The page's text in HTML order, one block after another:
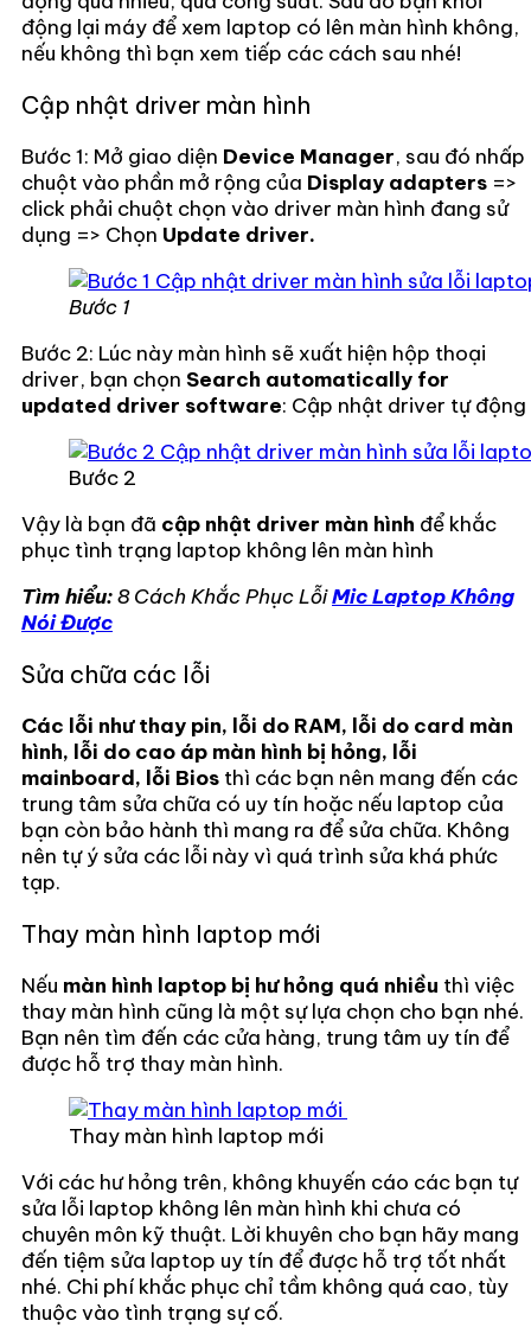
động lại máy để xem laptop có lên màn hình không,
nếu không thì bạn xem tiếp các cách sau nhé!
Cập nhật driver màn hình
Bước 1: Mở giao diện Device Manager, sau đó nhấp
chuột vào phần mở rộng của Display adapters =>
click phải chuột chọn vào driver màn hình đang sử
dụng => Chọn Update driver.
Bước 1
Bước 2: Lúc này màn hình sẽ xuất hiện hộp thoại
driver, bạn chọn Search automatically for
updated driver software: Cập nhật driver tự động
Bước 2
Vậy là bạn đã cập nhật driver màn hình để khắc
phục tình trạng laptop không lên màn hình
Tìm hiểu:8 Cách Khắc Phục LỗiMic Laptop Không
Nói Được
Sửa chữa các lỗi
Các lỗi như thay pin, lỗi do RAM, lỗi do card màn
hình, lỗi do cao áp màn hình bị hỏng, lỗi
mainboard, lỗi Bios thì các bạn nên mang đến các
trung tâm sửa chữa có uy tín hoặc nếu laptop của
bạn còn bảo hành thì mang ra để sửa chữa. Không
nên tự ý sửa các lỗi này vì quá trình sửa khá phức
tạp.
Thay màn hình laptop mới
Nếu màn hình laptop bị hư hỏng quá nhiều thì việc
thay màn hình cũng là một sự lựa chọn cho bạn nhé.
Bạn nên tìm đến các cửa hàng, trung tâm uy tín để
được hỗ trợ thay màn hình.
Thay màn hình laptop mới
Với các hư hỏng trên, không khuyến cáo các bạn tự
sửa lỗi laptop không lên màn hình khi chưa có
chuyên môn kỹ thuật. Lời khuyên cho bạn hãy mang
đến tiệm sửa laptop uy tín để được hỗ trợ tốt nhất
nhé. Chi phí khắc phục chỉ tầm không quá cao, tùy
thuộc vào tình trạng sự cố.